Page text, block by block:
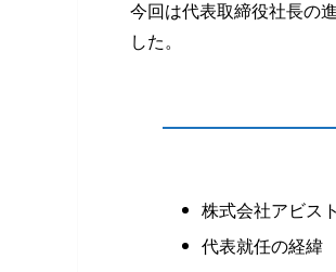
今回は代表取締役社長の
した。
株式会社アビス
代表就任の経緯